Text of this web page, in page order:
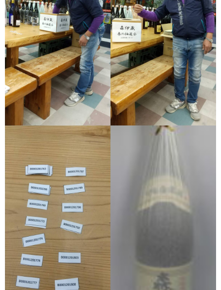
田村合名
薩摩酒造
知覧醸造
白石酒造
白玉醸造
甲斐商店
本坊酒造
小正醸造
三岳酒造
高良酒造
久保酒造
宮田本店
佐藤酒造
さつま無双